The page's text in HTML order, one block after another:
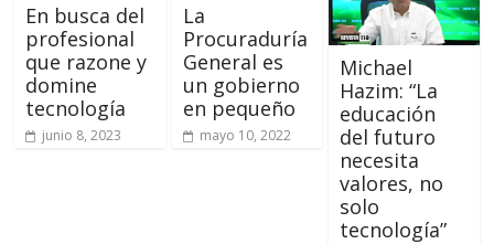
En busca del
profesional
que razone y
domine
tecnología
junio 8, 2023
La
Procuraduría
General es
un gobierno
en pequeño
mayo 10, 2022
Michael
Hazim: “La
educación
del futuro
necesita
valores, no
solo
tecnología”